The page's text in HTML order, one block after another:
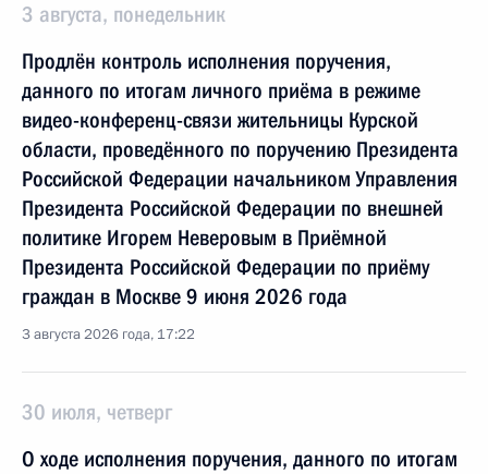
3 августа, понедельник
Продлён контроль исполнения поручения,
данного по итогам личного приёма в режиме
видео-конференц-связи жительницы Курской
области, проведённого по поручению Президента
Российской Федерации начальником Управления
Президента Российской Федерации по внешней
политике Игорем Неверовым в Приёмной
Президента Российской Федерации по приёму
граждан в Москве 9 июня 2026 года
3 августа 2026 года, 17:22
30 июля, четверг
О ходе исполнения поручения, данного по итогам